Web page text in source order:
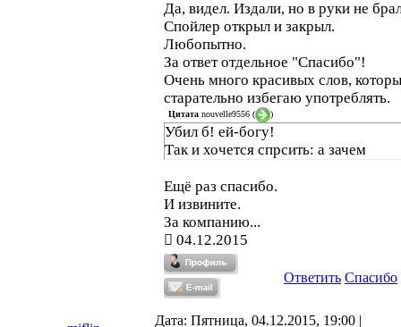
Да, видел. Издали, но в руки не
Спойлер открыл и закрыл.
Любопытно.
За ответ отдельное "Спасибо"!
Очень много красивых слов,
старательно избегаю употреблять.
Цитата nouvelle9556 ( )
Убил б! ей-богу!
Так и хочется спрсить: а зачем
Ещё раз спасибо.
И извините.
За компанию...
04.12.2015
Ответить Спасибо
Дата: Пятница, 04.12.2015, 19:00 |